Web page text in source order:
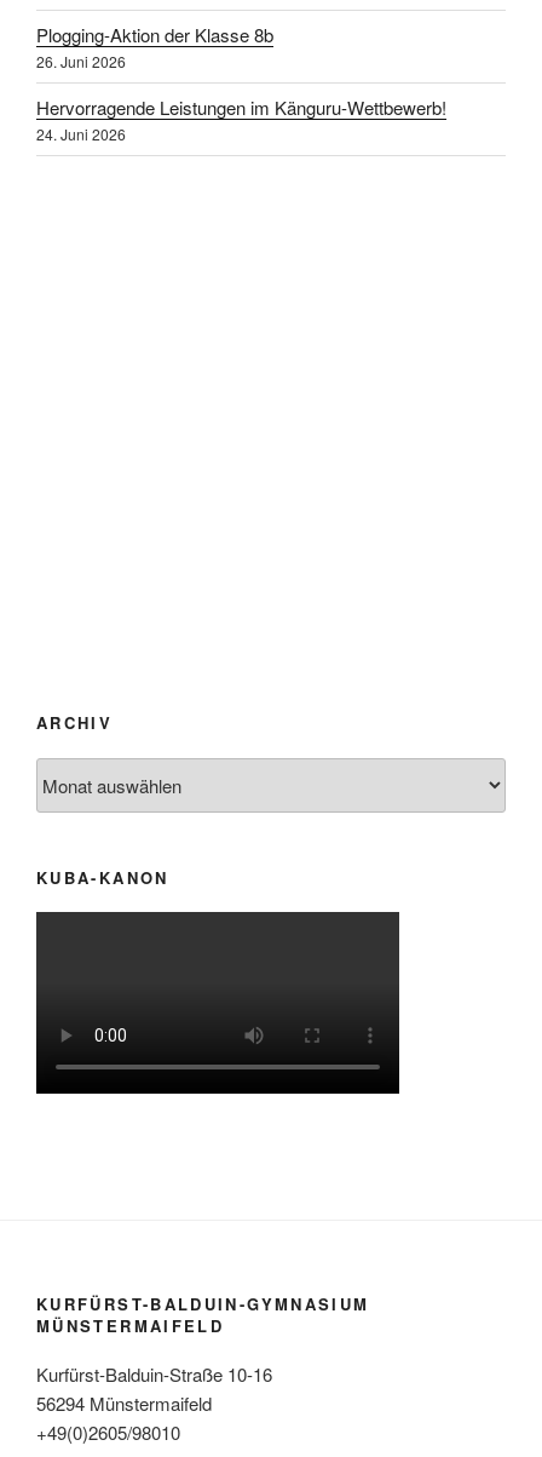
Plogging-Aktion der Klasse 8b
26. Juni 2026
Hervorragende Leistungen im Känguru-Wettbewerb!
24. Juni 2026
ARCHIV
KUBA-KANON
KURFÜRST-BALDUIN-GYMNASIUM
MÜNSTERMAIFELD
Kurfürst-Balduin-Straße 10-16
56294 Münstermaifeld
+49(0)2605/98010